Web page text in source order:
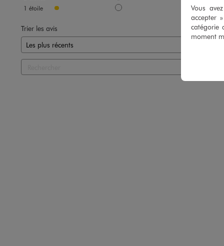
1 étoile 2
Trier les avis
Vous
accepter
catégorie
moment